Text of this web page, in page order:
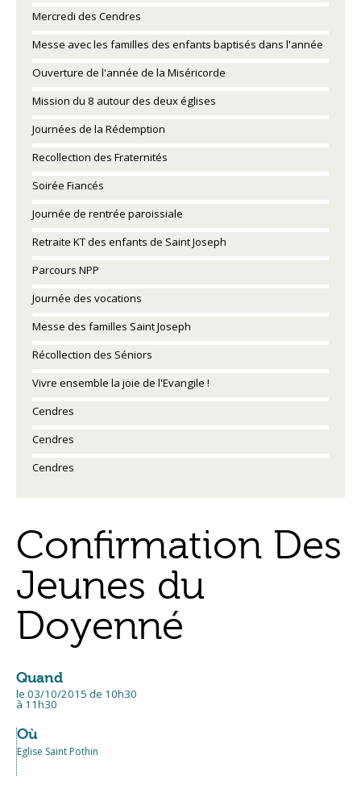
Mercredi des Cendres
Messe avec les familles des enfants baptisés dans l'année
Ouverture de l'année de la Miséricorde
Mission du 8 autour des deux églises
Journées de la Rédemption
Recollection des Fraternités
Soirée Fiancés
Journée de rentrée paroissiale
Retraite KT des enfants de Saint Joseph
Parcours NPP
Journée des vocations
Messe des familles Saint Joseph
Récollection des Séniors
Vivre ensemble la joie de l'Evangile !
Cendres
Cendres
Cendres
Confirmation Des
Jeunes du
Doyenné
Quand
le 03/10/2015 de 10h30
à 11h30
Où
Eglise Saint Pothin